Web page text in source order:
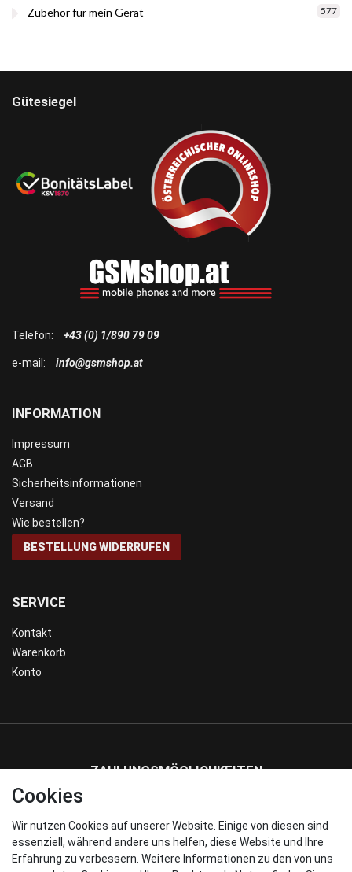
Zubehör für mein Gerät 577
SERVICE
Kontakt
Warenkorb
Konto
INFORMATION
Impressum
AGB
Sicherheitsinformationen
Versand
Wie bestellen?
BESTELLUNG WIDERRUFEN
Telefon: +43 (0) 1/890 79 09
e-mail: info@gsmshop.at
Gütesiegel
ZAHLUNGSMÖGLICHKEITEN
WIR VERSENDEN MIT
Cookies
Wir nutzen Cookies auf unserer Website. Einige von diesen sind
essenziell, während andere uns helfen, diese Website und Ihre
Erfahrung zu verbessern. Weitere Informationen zu den von uns